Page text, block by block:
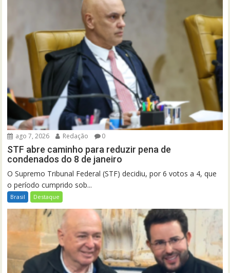
ago 7, 2026 Redação 0
STF abre caminho para reduzir pena de
condenados do 8 de janeiro
O Supremo Tribunal Federal (STF) decidiu, por 6 votos a 4, que
o período cumprido sob...
Brasil Destaque